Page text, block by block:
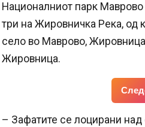
Националниот парк
три на Жировничка Река, од
село во Маврово,
Жировница.
– Зафатите се лоцирани над